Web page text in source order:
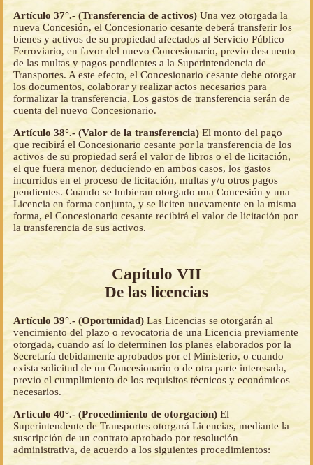
Artículo 37°.- (Transferencia de activos) Una vez otorgada la
nueva Concesión, el Concesionario cesante deberá transferir los
bienes y activos de su propiedad afectados al Servicio Público
Ferroviario, en favor del nuevo Concesionario, previo descuento
de las multas y pagos pendientes a la Superintendencia de
Transportes. A este efecto, el Concesionario cesante debe otorgar
los documentos, colaborar y realizar actos necesarios para
formalizar la transferencia. Los gastos de transferencia serán de
cuenta del nuevo Concesionario.
Artículo 38°.- (Valor de la transferencia) El monto del pago
que recibirá el Concesionario cesante por la transferencia de los
activos de su propiedad será el valor de libros o el de licitación,
el que fuera menor, deduciendo en ambos casos, los gastos
incurridos en el proceso de licitación, multas y/u otros pagos
pendientes. Cuando se hubieran otorgado una Concesión y una
Licencia en forma conjunta, y se liciten nuevamente en la misma
forma, el Concesionario cesante recibirá el valor de licitación por
la transferencia de sus activos.
Capítulo VII
De las licencias
Artículo 39°.- (Oportunidad) Las Licencias se otorgarán al
vencimiento del plazo o revocatoria de una Licencia previamente
otorgada, cuando así lo determinen los planes elaborados por la
Secretaría debidamente aprobados por el Ministerio, o cuando
exista solicitud de un Concesionario o de otra parte interesada,
previo el cumplimiento de los requisitos técnicos y económicos
necesarios.
Artículo 40°.- (Procedimiento de otorgación) El
Superintendente de Transportes otorgará Licencias, mediante la
suscripción de un contrato aprobado por resolución
administrativa, de acuerdo a los siguientes procedimientos: